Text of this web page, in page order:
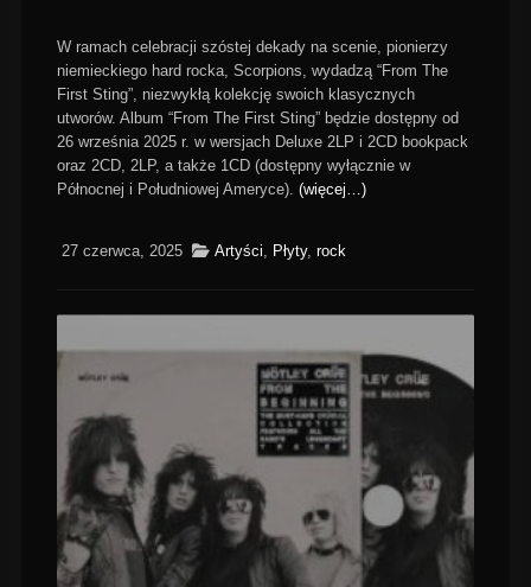
W ramach celebracji szóstej dekady na scenie, pionierzy
niemieckiego hard rocka, Scorpions, wydadzą “From The
First Sting”, niezwykłą kolekcję swoich klasycznych
utworów. Album “From The First Sting” będzie dostępny od
26 września 2025 r. w wersjach Deluxe 2LP i 2CD bookpack
oraz 2CD, 2LP, a także 1CD (dostępny wyłącznie w
Północnej i Południowej Ameryce). (więcej…)
27 czerwca, 2025 Artyści, Płyty, rock